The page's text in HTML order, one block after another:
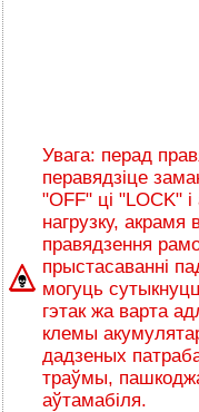
Увага: перад
перавядзіце
"OFF" ці "LOCK"
нагрузку,
правядзення
прыстасаванні
могуць
гэтак жа варта
клемы
дадзеных
траўмы,
аўтамабіля.